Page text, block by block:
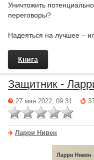
Уничтожить
переговоры?
Надеяться на лучшее –
Книга
Защитник -
27 мая 2022, 09:31
Ларри Нивен